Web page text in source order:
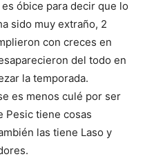
óbice para decir que lo
sido muy extraño, 2
con creces en
del todo en
la temporada.
es menos culé por ser
Pesic tiene cosas
las tiene Laso y